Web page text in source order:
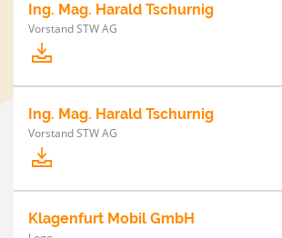
Ing. Mag. Harald Tschurnig
Vorstand STW AG
Ing. Mag. Harald Tschurnig
Vorstand STW AG
Klagenfurt Mobil GmbH